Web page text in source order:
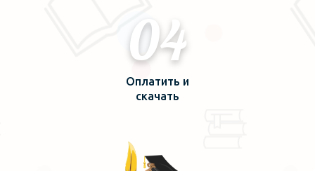
04
Оплатить и
скачать